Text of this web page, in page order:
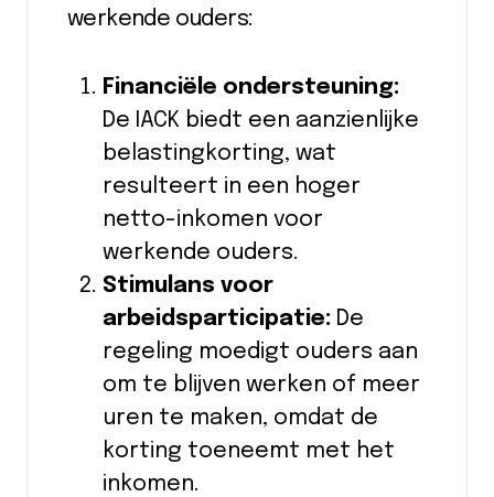
werkende ouders:
Financiële ondersteuning:
De IACK biedt een aanzienlijke
belastingkorting, wat
resulteert in een hoger
netto-inkomen voor
werkende ouders.
Stimulans voor
arbeidsparticipatie: De
regeling moedigt ouders aan
om te blijven werken of meer
uren te maken, omdat de
korting toeneemt met het
inkomen.